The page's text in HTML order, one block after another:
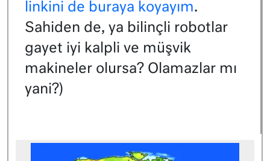
linkini de buraya koyayım.
Sahiden de, ya bilinçli robotlar
gayet iyi kalpli ve müşvik
makineler olursa? Olamazlar mı
yani?)